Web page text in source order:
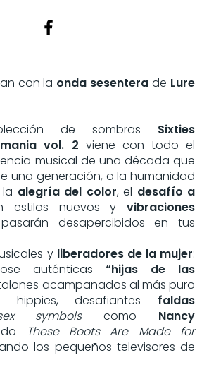
con la onda sesentera de Lure
de sombras
Sixties
vol. 2 viene con todo el
musical de una década que
una generación, a la humanidad
alegría del color, el desafío a
estilos nuevos y
vibraciones
desapercibidos en tus
y liberadores de la mujer:
auténticas
“hijas de las
acampanados al más puro
desafiantes
faldas
symbols como
Nancy
These Boots Are Made for
los pequeños televisores de